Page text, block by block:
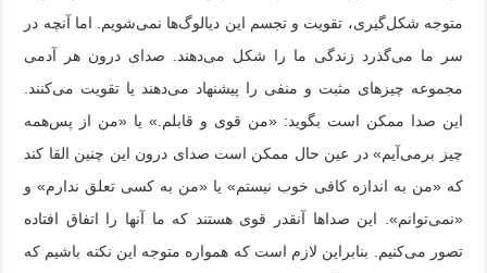
متوجه شکل‌گیری، تقویت و تجسم این دیالوگ‌ها نمی‌شویم. اما آنچه در
سر ما می‌گذرد زندگی ما را شکل می‌دهند. صدای درون هر آدمی
مجموعه چیزهای مثبت و منفی را پیشنهاد می‌دهند یا تقویت می‌کنند.
این صدا ممکن است بگوید: «من قوی و قابلم.» یا «من از پس‌همه
چیز برمی‌آیم» در عین حال ممکن است صدای درون این چنین القا کند
که «من به اندازه کافی خوب نیستم» یا «من به کسی تعلق ندارم» و
«نمی‌توانم». این صداها آنقدر قوی هستند که ما آنها را اتفاق افتاده
تصور می‌کنیم. بنابراین لازم است که همواره متوجه این نکته باشیم که